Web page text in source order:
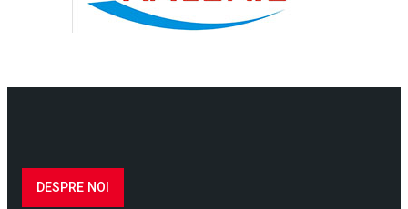
DESPRE NOI